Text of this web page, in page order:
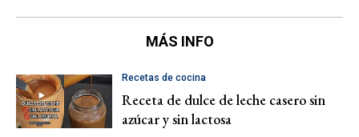
MÁS INFO
Recetas de cocina
Receta de dulce de leche casero sin
azúcar y sin lactosa